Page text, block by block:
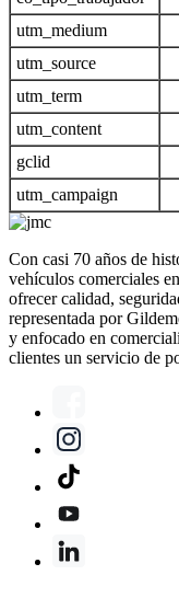
utm_medium
utm_source
utm_term
utm_content
gclid
utm_campaign
Con casi 70 años de
vehículos comerciales
ofrecer calidad,
representada por
y enfocado en
clientes un servicio de